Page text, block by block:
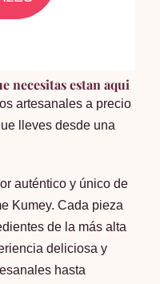
necesitas estan aqui
artesanales a precio
lleves desde una
auténtico y único de
Kumey. Cada pieza
de la más alta
deliciosa y
hasta